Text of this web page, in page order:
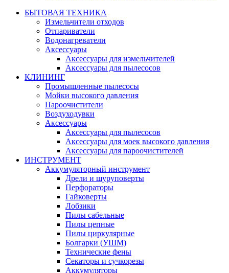
БЫТОВАЯ ТЕХНИКА
Измельчители отходов
Отпариватели
Водонагреватели
Аксессуары
Аксессуары для измельчителей
Аксессуары для пылесосов
КЛИНИНГ
Промышленные пылесосы
Мойки высокого давления
Пароочистители
Воздуходувки
Аксессуары
Аксессуары для пылесосов
Аксессуары для моек высокого давления
Аксессуары для пароочистителей
ИНСТРУМЕНТ
Аккумуляторный инструмент
Дрели и шуруповерты
Перфораторы
Гайковерты
Лобзики
Пилы сабельные
Пилы цепные
Пилы циркулярные
Болгарки (УШМ)
Технические фены
Секаторы и сучкорезы
Аккумуляторы